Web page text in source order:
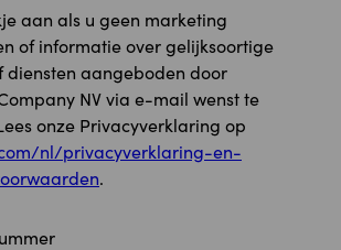
aan als u geen marketing
of informatie over gelijksoortige
diensten aangeboden door
NV via e-mail wenst te
onze Privacyverklaring op
nl/privacyverklaring-en-
.